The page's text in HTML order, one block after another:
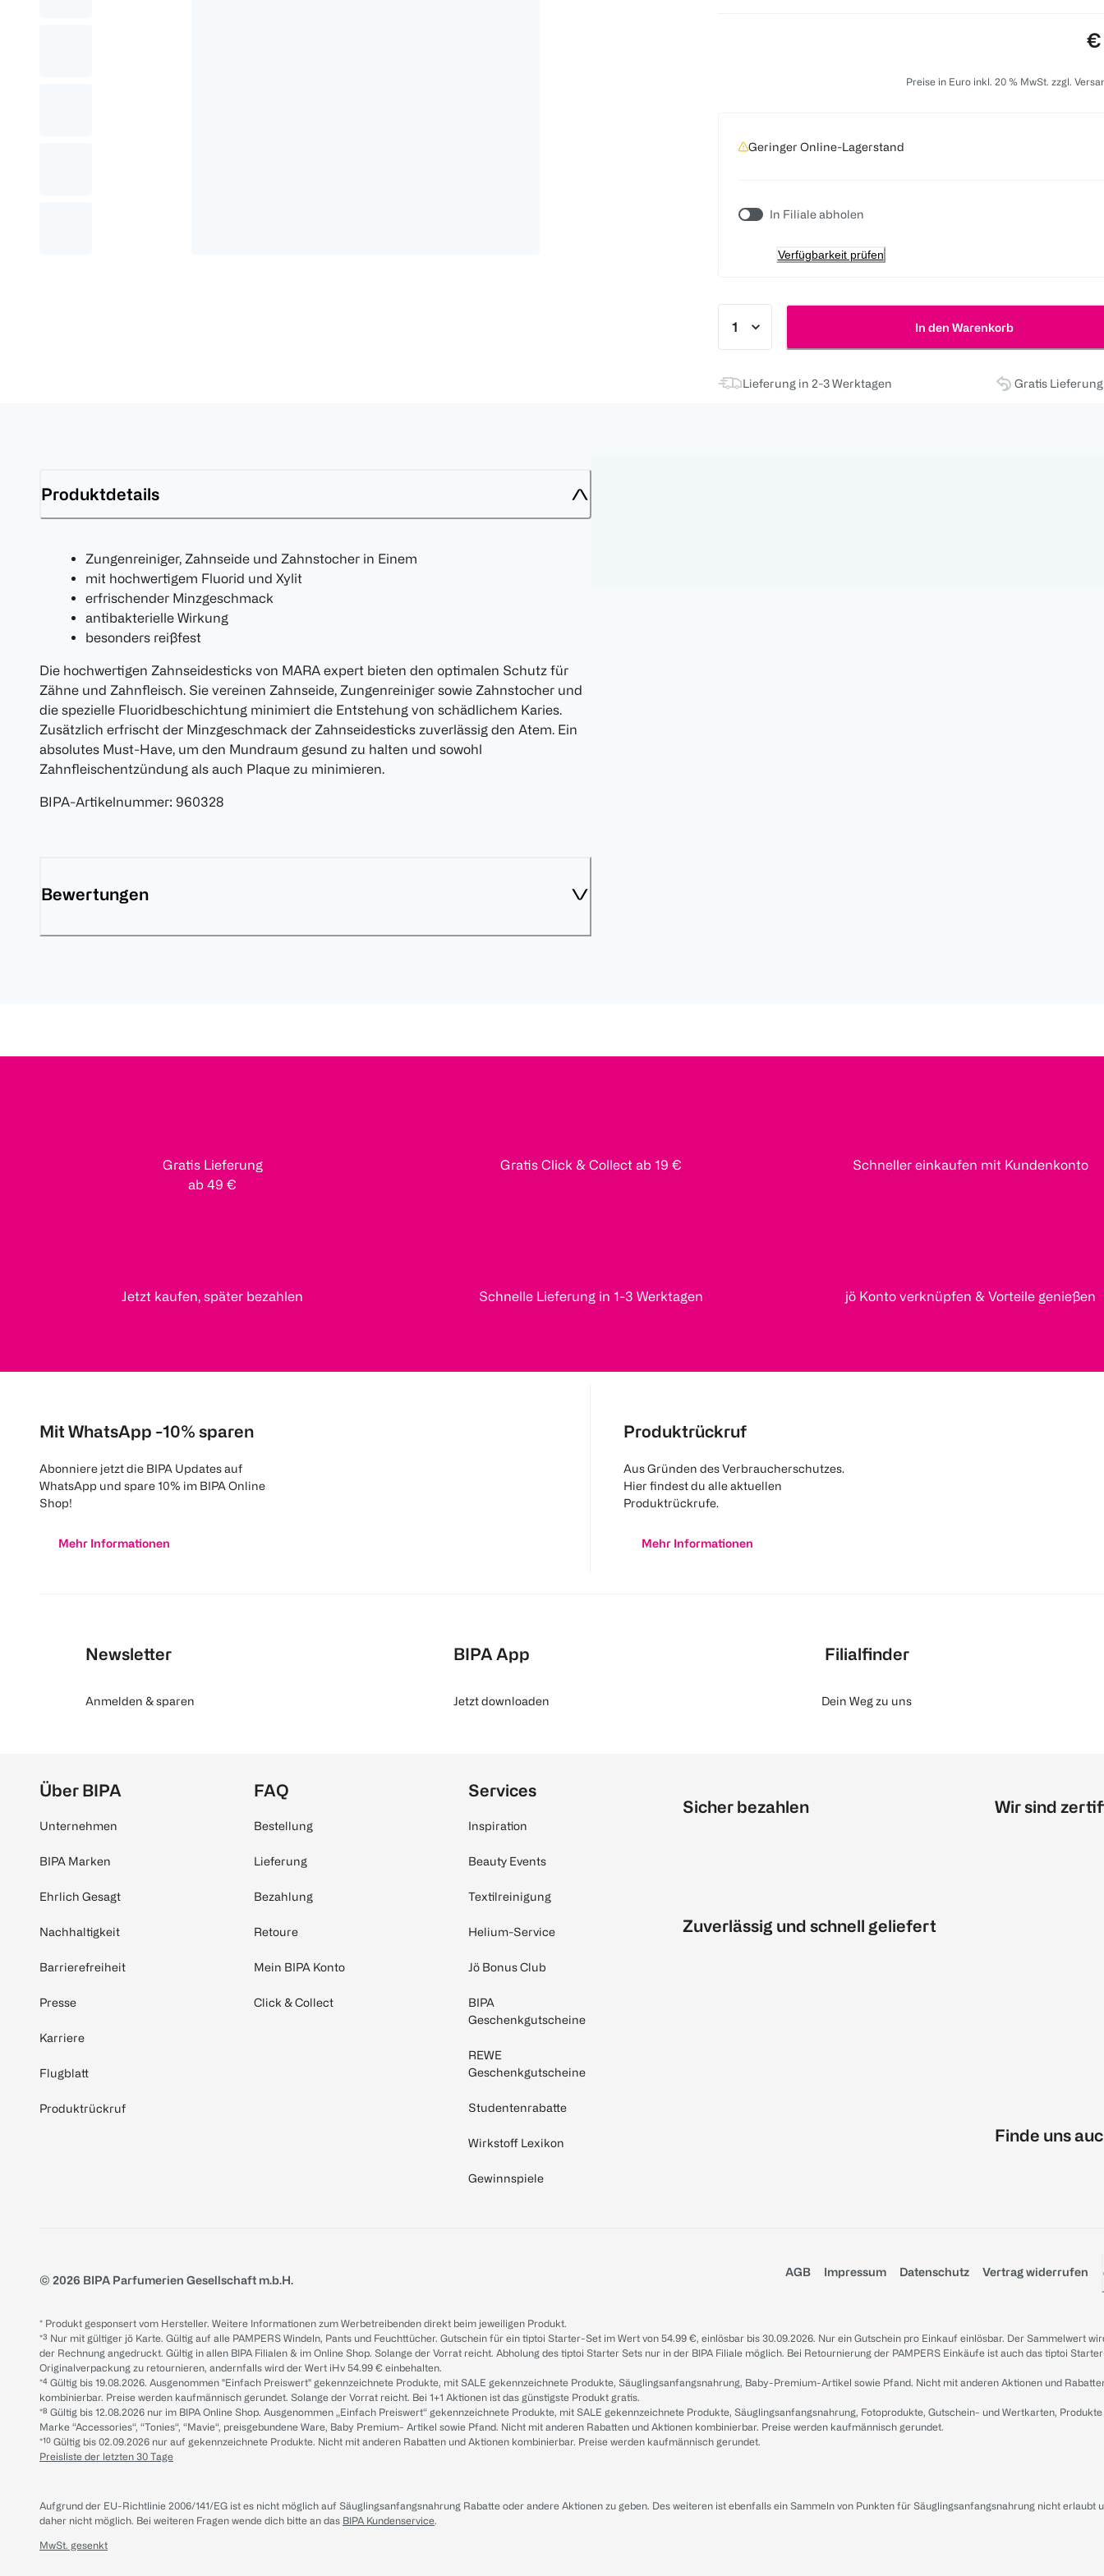
€
Preise in Euro inkl. 20 % MwSt. zzgl.
Geringer Online-Lagerstand
In Filiale abholen
Verfügbarkeit prüfen
In den Warenkorb
Lieferung in 2-3 Werktagen Gratis
Produktdetails
Zungenreiniger, Zahnseide und Zahnstocher in Einem
mit hochwertigem Fluorid und Xylit
erfrischender Minzgeschmack
antibakterielle Wirkung
besonders reißfest
Die hochwertigen Zahnseidesticks von MARA expert bieten den optimalen Schutz für
Zähne und Zahnfleisch. Sie vereinen Zahnseide, Zungenreiniger sowie Zahnstocher und
die spezielle Fluoridbeschichtung minimiert die Entstehung von schädlichem Karies.
Zusätzlich erfrischt der Minzgeschmack der Zahnseidesticks zuverlässig den Atem. Ein
absolutes Must-Have, um den Mundraum gesund zu halten und sowohl
Zahnfleischentzündung als auch Plaque zu minimieren.
BIPA-Artikelnummer: 960328
Bewertungen
Gratis Lieferung
ab 49 €
Gratis Click & Collect ab 19 € Schneller einkaufen mit Kundenkonto
Jetzt kaufen, später bezahlen Schnelle Lieferung in 1-3 Werktagen jö Konto verknüpfen & Vorteile genießen
Mit WhatsApp -10% sparen
Abonniere jetzt die BIPA Updates auf
WhatsApp und spare 10% im BIPA Online
Shop!
Mehr Informationen
Produktrückruf
Aus Gründen des Verbraucherschutzes.
Hier findest du alle aktuellen
Produktrückrufe.
Mehr Informationen
Newsletter
Anmelden & sparen
BIPA App
Jetzt downloaden
Filialfinder
Dein Weg zu uns
Über BIPA
Unternehmen
BIPA Marken
Ehrlich Gesagt
Nachhaltigkeit
Barrierefreiheit
Presse
Karriere
Flugblatt
Produktrückruf
FAQ
Bestellung
Lieferung
Bezahlung
Retoure
Mein BIPA Konto
Click & Collect
Services
Inspiration
Beauty Events
Textilreinigung
Helium-Service
Jö Bonus Club
BIPA
Geschenkgutscheine
REWE
Geschenkgutscheine
Studentenrabatte
Wirkstoff Lexikon
Gewinnspiele
Sicher bezahlen
Zuverlässig und schnell geliefert
Wir sind
Finde uns
© 2026 BIPA Parfumerien Gesellschaft m.b.H.
AGB Impressum Datenschutz Vertrag widerrufen
* Produkt gesponsert vom Hersteller. Weitere Informationen zum Werbetreibenden direkt beim jeweiligen Produkt.
*³ Nur mit gültiger jö Karte. Gültig auf alle PAMPERS Windeln, Pants und Feuchttücher. Gutschein für ein tiptoi Starter-Set im Wert von 54.99 €, einlösbar bis 30.09.2026. Nur ein Gutschein pro Einkauf einlösbar. Der Sammelwert
der Rechnung angedruckt. Gültig in allen BIPA Filialen & im Online Shop. Solange der Vorrat reicht. Abholung des tiptoi Starter Sets nur in der BIPA Filiale möglich. Bei Retournierung der PAMPERS Einkäufe ist auch das tiptoi
Originalverpackung zu retournieren, andernfalls wird der Wert iHv 54.99 € einbehalten.
*⁴ Gültig bis 19.08.2026. Ausgenommen "Einfach Preiswert" gekennzeichnete Produkte, mit SALE gekennzeichnete Produkte, Säuglingsanfangsnahrung, Baby-Premium-Artikel sowie Pfand. Nicht mit anderen Aktionen und
kombinierbar. Preise werden kaufmännisch gerundet. Solange der Vorrat reicht. Bei 1+1 Aktionen ist das günstigste Produkt gratis.
*⁸ Gültig bis 12.08.2026 nur im BIPA Online Shop. Ausgenommen „Einfach Preiswert“ gekennzeichnete Produkte, mit SALE gekennzeichnete Produkte, Säuglingsanfangsnahrung, Fotoprodukte, Gutschein- und Wertkarten,
Marke “Accessories“, “Tonies“, “Mavie“, preisgebundene Ware, Baby Premium- Artikel sowie Pfand. Nicht mit anderen Rabatten und Aktionen kombinierbar. Preise werden kaufmännisch gerundet.
*¹⁰ Gültig bis 02.09.2026 nur auf gekennzeichnete Produkte. Nicht mit anderen Rabatten und Aktionen kombinierbar. Preise werden kaufmännisch gerundet.
Preisliste der letzten 30 Tage
Aufgrund der EU-Richtlinie 2006/141/EG ist es nicht möglich auf Säuglingsanfangsnahrung Rabatte oder andere Aktionen zu geben. Des weiteren ist ebenfalls ein Sammeln von Punkten für Säuglingsanfangsnahrung nicht erlaubt
daher nicht möglich. Bei weiteren Fragen wende dich bitte an das BIPA Kundenservice.
MwSt. gesenkt